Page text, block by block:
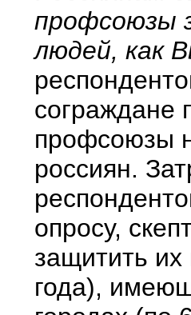
профсоюзы
людей, как
сограждане
профсоюзы
россиян.
опросу,
защитить
года),